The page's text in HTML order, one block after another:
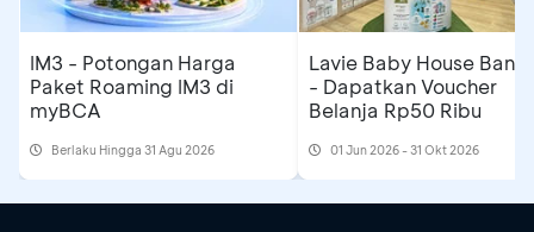
IM3 - Potongan Harga
Paket Roaming IM3 di
myBCA
Berlaku Hingga 31 Agu 2026
Lavie Baby House
- Dapatkan Voucher
Belanja Rp50 Ribu
01 Jun 2026 - 31 Okt 2026